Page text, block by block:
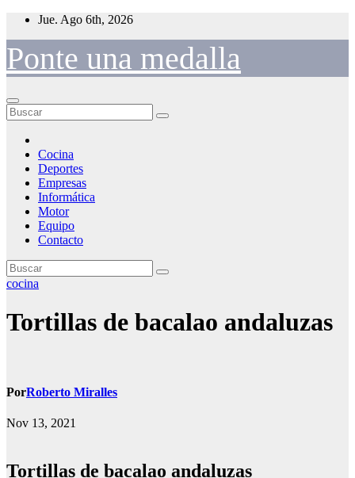
Saltar
contenido
Jue. Ago 6th, 2026
Ponte una medalla
Cocina
Deportes
Empresas
Informática
Motor
Equipo
Contacto
cocina
Tortillas de bacalao andaluzas
PorRoberto Miralles
Nov 13, 2021
Tortillas de bacalao andaluzas